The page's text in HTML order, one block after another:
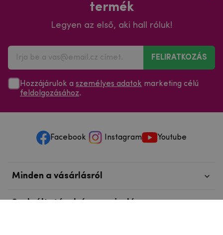
termék
Legyen az első, aki hall róluk!
FELIRATKOZÁS
Hozzájárulok a személyes adatok marketing célú
feldolgozásához.
Facebook Instagram Youtube
Minden a vásárlásról